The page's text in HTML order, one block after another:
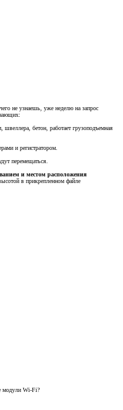
не узнаешь, уже неделю на запрос
бетон, работает грузоподъемная
и регистратором.
перемещаться.
и местом расположения
в прикрепленном файле
модули Wi-Fi?